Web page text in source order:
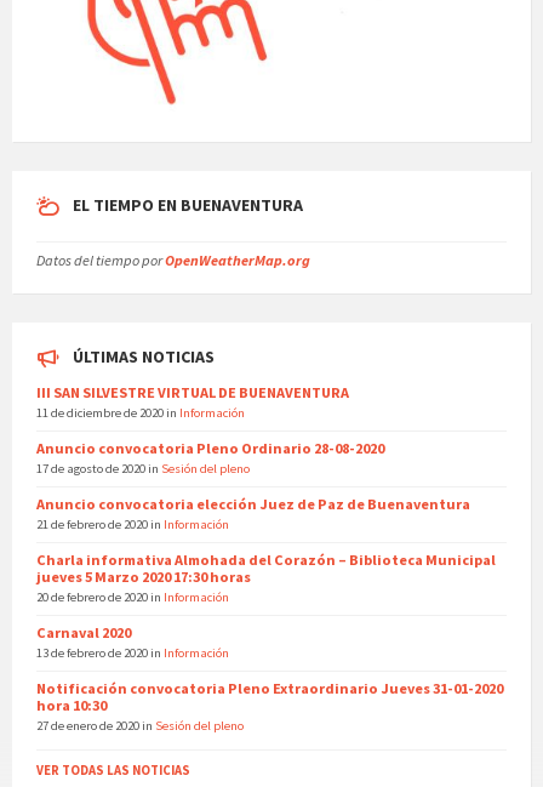
EL TIEMPO EN BUENAVENTURA
Datos del tiempo porOpenWeatherMap.org
ÚLTIMAS NOTICIAS
III SAN SILVESTRE VIRTUAL DE BUENAVENTURA
11 de diciembre de 2020 in Información
Anuncio convocatoria Pleno Ordinario 28-08-2020
17 de agosto de 2020 in Sesión del pleno
Anuncio convocatoria elección Juez de Paz de Buenaventura
21 de febrero de 2020 in Información
Charla informativa Almohada del Corazón – Biblioteca Municipal
jueves 5 Marzo 2020 17:30 horas
20 de febrero de 2020 in Información
Carnaval 2020
13 de febrero de 2020 in Información
Notificación convocatoria Pleno Extraordinario Jueves 31-01-2020
hora 10:30
27 de enero de 2020 in Sesión del pleno
VER TODAS LAS NOTICIAS